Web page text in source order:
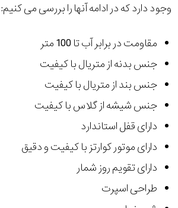
وجود دارد که در ادامه آنها را بررسی می کنیم:
مقاومت در برابر آب تا 100 متر
جنس بدنه از متریال با کیفیت
جنس بند از متریال با کیفیت
جنس شیشه از گلاس با کیفیت
دارای قفل استاندارد
دارای موتور کوارتز با کیفیت و دقیق
دارای تقویم روز شمار
طراحی اسپرت